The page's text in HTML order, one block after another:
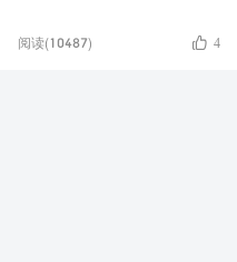
阅读(10487)  4